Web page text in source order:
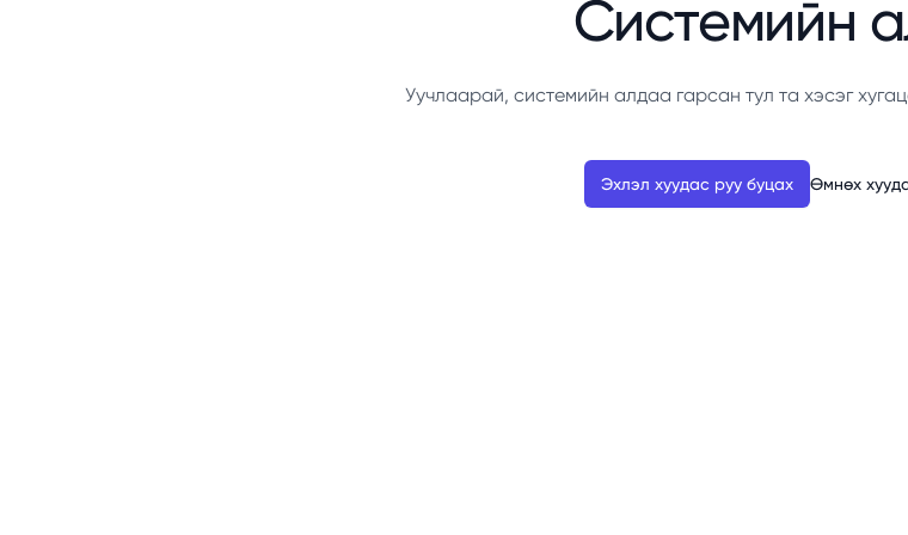
Системийн
Уучлаарай, системийн алдаа гарсан тул та хэсэг
Эхлэл хуудас руу буцах Өмнөх